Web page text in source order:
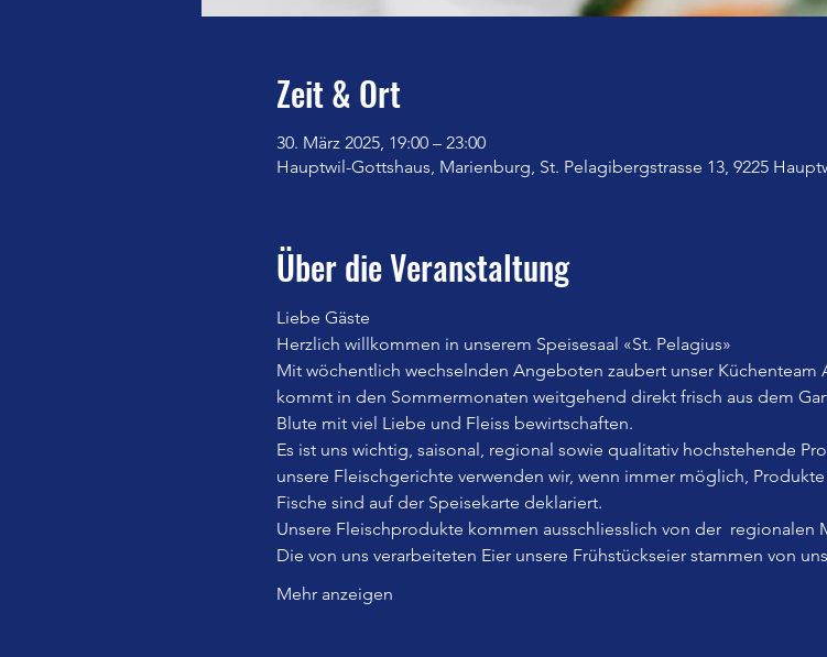
Zeit & Ort
30. März 2025, 19:00 – 23:00
Hauptwil-Gottshaus, Marienburg, St. Pelagibergstrasse 13, 9225
Über die Veranstaltung
Liebe Gäste
Herzlich willkommen in unserem Speisesaal «St. Pelagius»
Mit wöchentlich wechselnden Angeboten zaubert unser Küchenteam
kommt in den Sommermonaten weitgehend direkt frisch aus dem
Blute mit viel Liebe und Fleiss bewirtschaften.
Es ist uns wichtig, saisonal, regional sowie qualitativ hochstehende
unsere Fleischgerichte verwenden wir, wenn immer möglich,
Fische sind auf der Speisekarte deklariert.
Unsere Fleischprodukte kommen ausschliesslich von der  regionalen
Die von uns verarbeiteten Eier unsere Frühstückseier stammen von
Mehr anzeigen